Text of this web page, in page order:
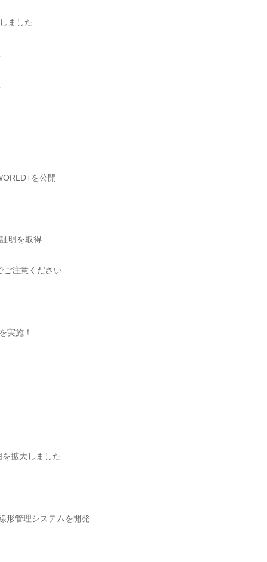
ました
」を公開
明を取得
ご注意ください
実施！
拡大しました
形管理システムを開発